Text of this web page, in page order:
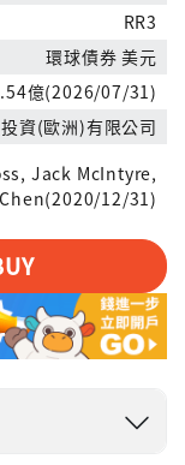
RR3
環球債券 美元
億(2026/07/31)
資(歐洲)有限公司
Jack McIntyre,
12/31)